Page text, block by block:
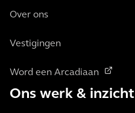
Over ons
Vestigingen
Word een Arcadiaan
Ons werk & inzicht